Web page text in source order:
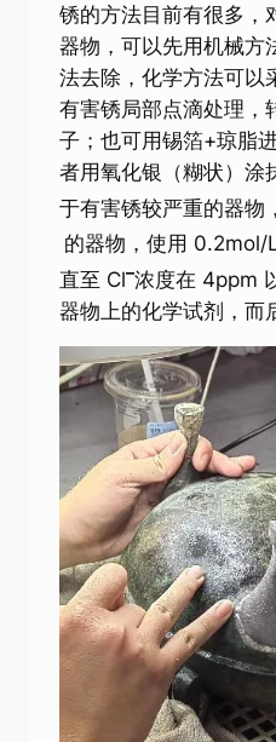
锈的方法目前有很多，
器物，可以先用机械方
法去除，化学方法可以
有害锈局部点滴处理，
子；也可用锡箔+琼脂
者用氧化银（糊状）涂
于有害锈较严重的器物
的器物，使用 0.2mol/
直至 Cl–浓度在 4ppm
器物上的化学试剂，而